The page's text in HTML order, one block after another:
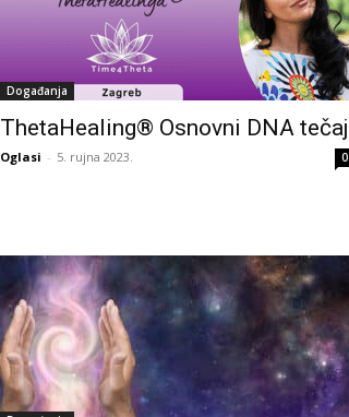
Događanja
ThetaHealing® Osnovni DNA tečaj
Oglasi - 5. rujna 2023. 0